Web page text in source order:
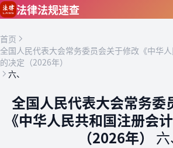
跳到主要内容
法律法规速查
首页
全国人民代表大会常务委员会关于修改《中华
的决定（2026年）
六、
全国人民代表大会常务委
《中华人民共和国注册会
（2026年） 六